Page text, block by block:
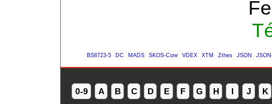
BS8723-5 DC MADS SKOS-Core VDEX XTM Zthes JSON
0-9 A B C D E F G H I J K